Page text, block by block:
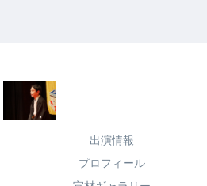
出演情報
プロフィール